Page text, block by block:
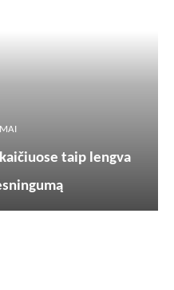
taip lengva